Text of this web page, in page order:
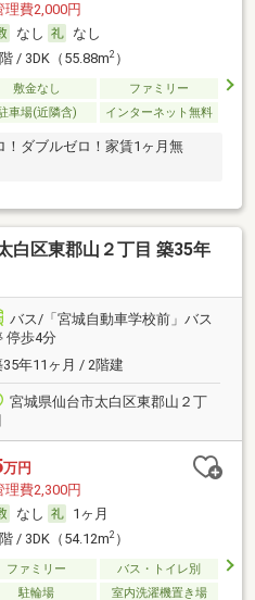
理費2,000円
なし
なし
/ 3DK（55.88m2）
敷金なし
ファミリー
車場(近隣含) インターネット無料
！ダブルゼロ！家賃1ヶ月無
白区東郡山２丁目 築35年
バス/「宮城自動車学校前」バス
停歩4分
35年11ヶ月 / 2階建
宮城県仙台市太白区東郡山２丁
万円
理費2,300円
なし
1ヶ月
/ 3DK（54.12m2）
ファミリー
バス・トイレ別
駐輪場 室内洗濯機置き場